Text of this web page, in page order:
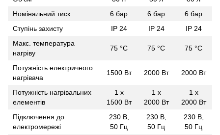
Номінальний тиск
6 бар 6 бар
6 бар
Ступінь захисту
IP 24 IP 24
IP 24
Макс. температура
нагріву
75 °С 75 °С 75 °С
Потужність електричного
нагрівача
1500 Вт 2000 Вт 2000 Вт
Потужність нагрівальних
елементів
1 х
1500 Вт
1 х
2000 Вт
1 х
2000 Вт
Підключення до
електромережі
230 В,
50 Гц
230 В,
50 Гц
230 В,
50 Гц